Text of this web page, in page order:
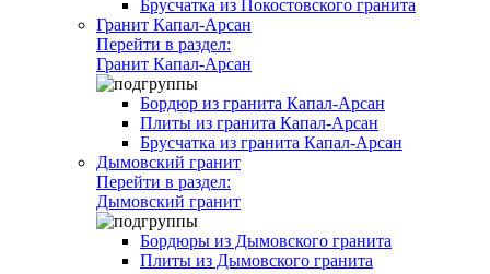
Брусчатка из Покостовского гранита
Гранит Капал-Арсан
Перейти в раздел:
Гранит Капал-Арсан
Бордюр из гранита Капал-Арсан
Плиты из гранита Капал-Арсан
Брусчатка из гранита Капал-Арсан
Дымовский гранит
Перейти в раздел:
Дымовский гранит
Бордюры из Дымовского гранита
Плиты из Дымовского гранита